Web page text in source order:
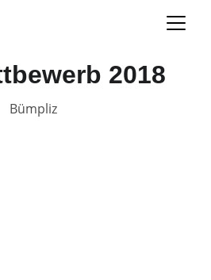
2018
Bümpliz